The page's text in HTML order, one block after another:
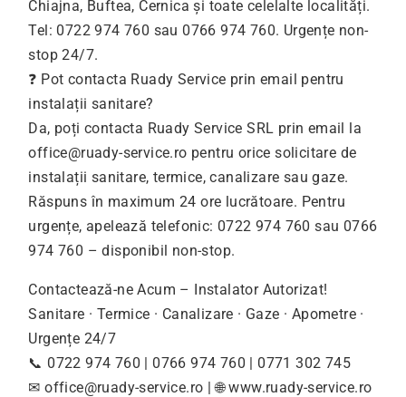
Chiajna, Buftea, Cernica și toate celelalte localități.
Tel: 0722 974 760 sau 0766 974 760. Urgențe non-
stop 24/7.
❓ Pot contacta Ruady Service prin email pentru
instalații sanitare?
Da, poți contacta Ruady Service SRL prin email la
office@ruady-service.ro pentru orice solicitare de
instalații sanitare, termice, canalizare sau gaze.
Răspuns în maximum 24 ore lucrătoare. Pentru
urgențe, apelează telefonic: 0722 974 760 sau 0766
974 760 – disponibil non-stop.
Contactează-ne Acum – Instalator Autorizat!
Sanitare · Termice · Canalizare · Gaze · Apometre ·
Urgențe 24/7
📞 0722 974 760 | 0766 974 760 | 0771 302 745
✉office@ruady-service.ro | 🌐 www.ruady-service.ro